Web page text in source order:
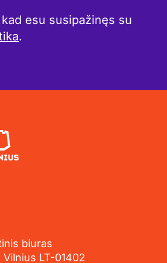
esu susipažinęs su
.
biuras
LT-01402